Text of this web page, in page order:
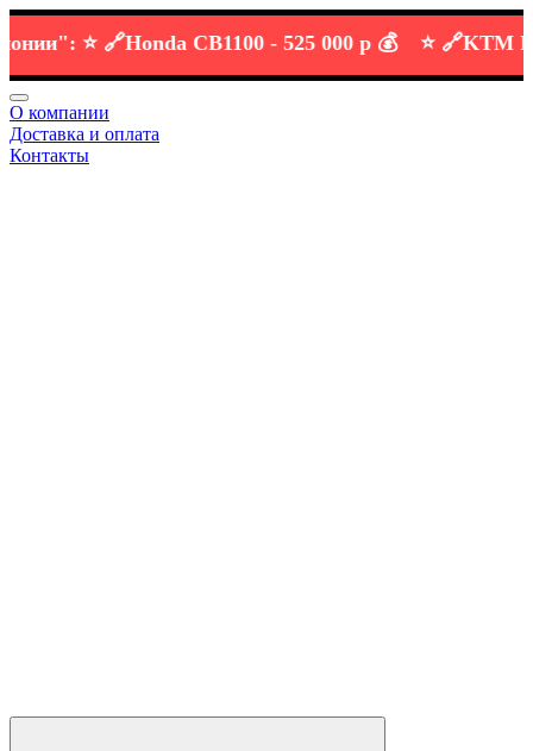
⭐️ 🔗 Honda CB1100 -525 000 р 💰 ⭐️ 🔗 KTM
О компании
Доставка и оплата
Контакты